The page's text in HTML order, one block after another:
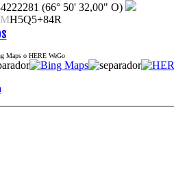
(66° 50' 32,00" O)
H5Q5+84R
Maps o HERE WeGo